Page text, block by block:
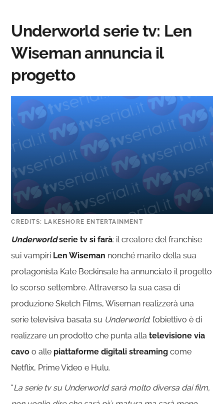
Underworld serie tv: Len
Wiseman annuncia il
progetto
CREDITS: LAKESHORE ENTERTAINMENT
Underworldserie tv si farà: il creatore del franchise
sui vampiri Len Wiseman nonché marito della sua
protagonista Kate Beckinsale ha annunciato il progetto
lo scorso settembre. Attraverso la sua casa di
produzione Sketch Films, Wiseman realizzerà una
serie televisiva basata su Underworld: l’obiettivo è di
realizzare un prodotto che punta allatelevisione via
cavo o alle piattaforme digitali streaming come
Netflix, Prime Video e Hulu.
“La serie tv su Underworld sarà molto diversa dai film,